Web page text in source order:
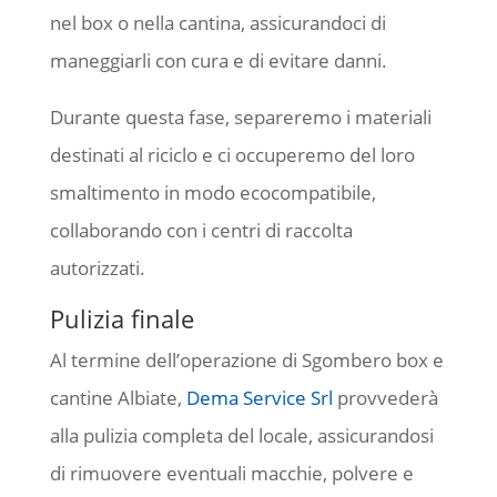
nel box o nella cantina, assicurandoci di
maneggiarli con cura e di evitare danni.
Durante questa fase, separeremo i materiali
destinati al riciclo e ci occuperemo del loro
smaltimento in modo ecocompatibile,
collaborando con i centri di raccolta
autorizzati.
Pulizia finale
Al termine dell’operazione di Sgombero box e
cantine Albiate, Dema Service Srl provvederà
alla pulizia completa del locale, assicurandosi
di rimuovere eventuali macchie, polvere e